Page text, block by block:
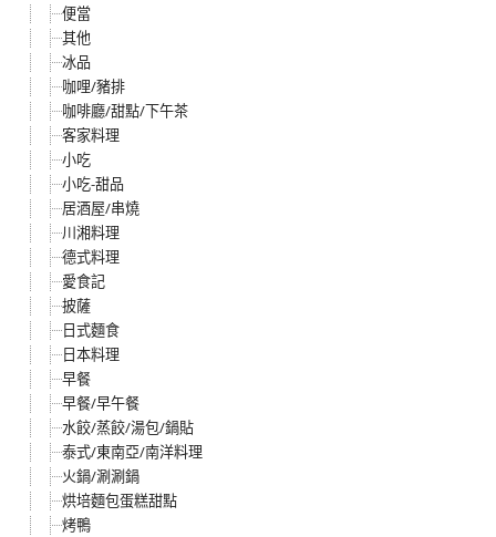
便當
其他
冰品
咖哩/豬排
咖啡廳/甜點/下午茶
客家料理
小吃
小吃-甜品
居酒屋/串燒
川湘料理
德式料理
愛食記
披薩
日式麵食
日本料理
早餐
早餐/早午餐
水餃/蒸餃/湯包/鍋貼
泰式/東南亞/南洋料理
火鍋/涮涮鍋
烘培麵包蛋糕甜點
烤鴨